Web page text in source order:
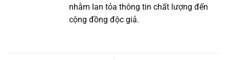
nhằm lan tỏa thông tin chất lượng đến
cộng đồng độc giả.